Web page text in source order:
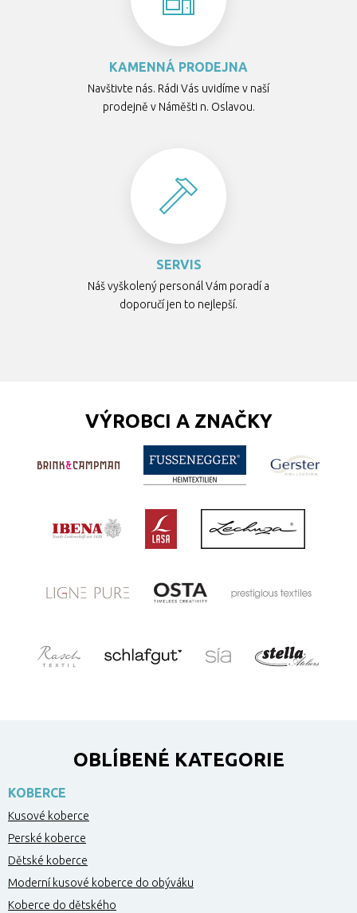
KAMENNÁ PRODEJNA
Navštivte nás. Rádi Vás uvidíme v naší
prodejně v Náměšti n. Oslavou.
SERVIS
Náš vyškolený personál Vám poradí a
doporučí jen to nejlepší.
VÝROBCI A ZNAČKY
OBLÍBENÉ KATEGORIE
KOBERCE
Kusové koberce
Perské koberce
Dětské koberce
Moderní kusové koberce do obýváku
Koberce do dětského